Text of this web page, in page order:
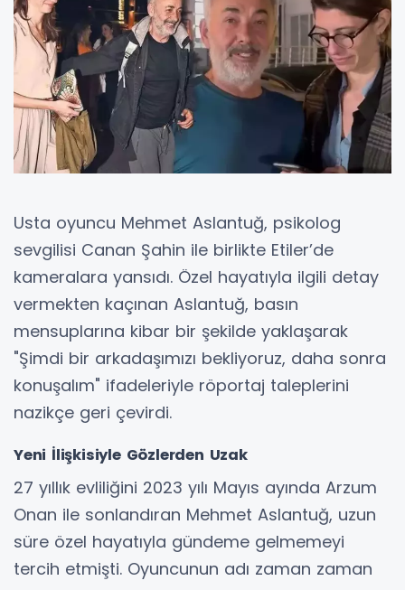
Usta oyuncu Mehmet Aslantuğ, psikolog
sevgilisi Canan Şahin ile birlikte Etiler’de
kameralara yansıdı. Özel hayatıyla ilgili detay
vermekten kaçınan Aslantuğ, basın
mensuplarına kibar bir şekilde yaklaşarak
"Şimdi bir arkadaşımızı bekliyoruz, daha sonra
konuşalım" ifadeleriyle röportaj taleplerini
nazikçe geri çevirdi.
Yeni İlişkisiyle Gözlerden Uzak
27 yıllık evliliğini 2023 yılı Mayıs ayında Arzum
Onan ile sonlandıran Mehmet Aslantuğ, uzun
süre özel hayatıyla gündeme gelmemeyi
tercih etmişti. Oyuncunun adı zaman zaman